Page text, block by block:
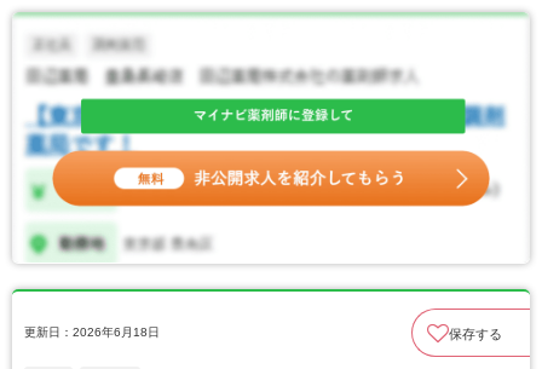
更新日：2026年6月18日 保存する